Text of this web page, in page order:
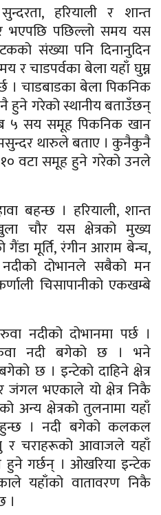
हरियाली र शान्त
भएपछि पछिल्लो समय यस
संख्या पनि दिनानुदिन
र चाडपर्वका बेला यहाँ घुम्न
चाडबाडका बेला पिकनिक
हुने गरेको स्थानीय बताउँछन्
५ सय समूह पिकनिक खान
थारुले बताए । कुनैकुनै
वटा समूह हुने गरेको उनले
बहन्छ । हरियाली, शान्त
चौर यस क्षेत्रको मुख्य
गैंडा मूर्ति, रंगीन आराम बेन्च,
दोभानले सबैको मन
चिसापानीको एकखम्बे
नदीको दोभानमा पर्छ ।
नदी बगेको छ । भने
छ । इन्टेको दाहिने क्षेत्र
जंगल भएकाले यो क्षेत्र निकै
अन्य क्षेत्रको तुलनामा यहाँ
। नदी बगेको कलकल
र चराहरूको आवाजले यहाँ
गर्छन् । ओखरिया इन्टेक
यहाँको वातावरण निकै
।